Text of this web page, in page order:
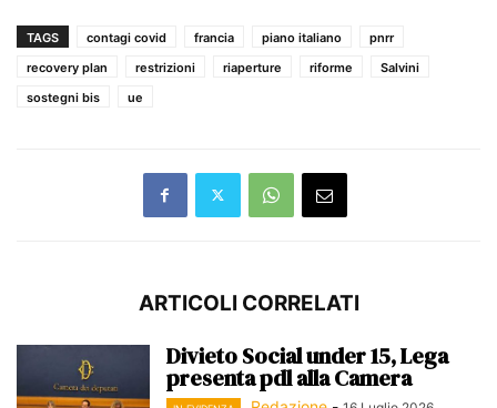
TAGS contagi covid francia piano italiano
pnrr
recovery plan
restrizioni riaperture riforme
Salvini
sostegni bis
ue
ARTICOLI CORRELATI
Divieto Social under 15, Lega
presenta pdl alla Camera